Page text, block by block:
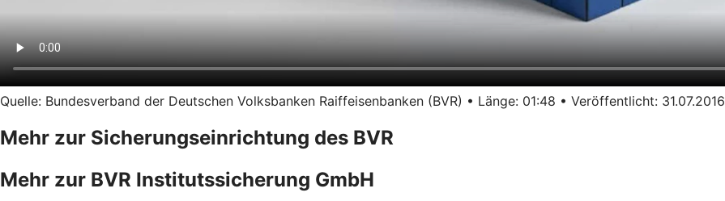
Quelle: Bundesverband der Deutschen Volksbanken Raiffeisenbanken (BVR) • Länge: 01:48 • Veröffentlicht: 31.07.2016
Mehr zur Sicherungseinrichtung des BVR
Mehr zur BVR Institutssicherung GmbH